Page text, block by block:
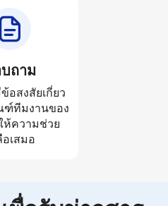
ถาม
สงสัยเกี่ยว
ทีมงานของ
ห้ความช่วย
อเสมอ